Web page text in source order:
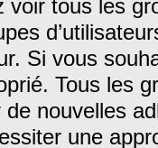
voir tous les
Si vous
Tous les
de nouvelles
une